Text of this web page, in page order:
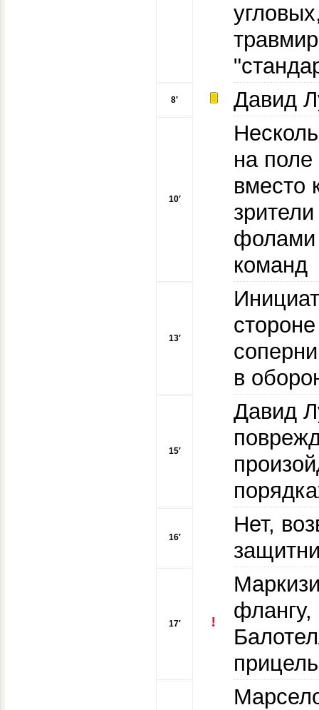
8′ Давид
10′
на
вместо
фолами
команд
13′
в
15′
Давид
16′
Нет,
17′
флангу,